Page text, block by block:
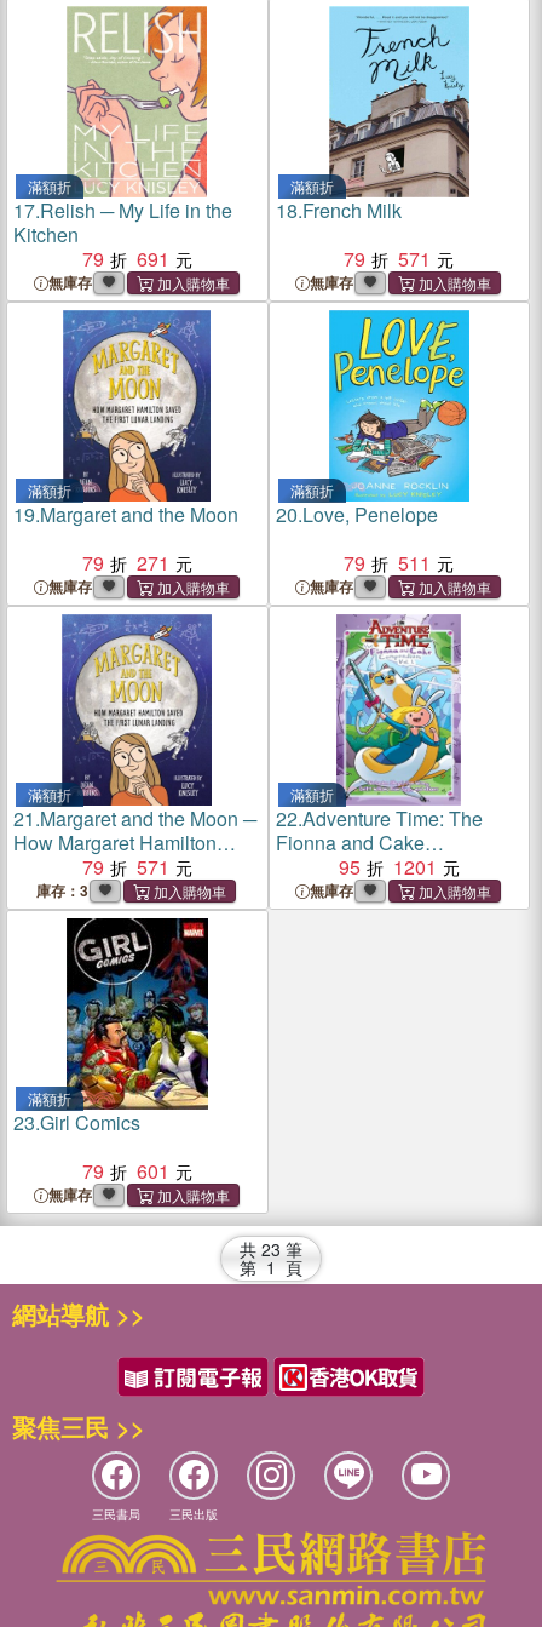
滿額折
17.Relish ─ My Life in the
Kitchen
79
691
無庫存
滿額折
18.French Milk
79
571
無庫存
滿額折
19.Margaret and the Moon
79
271
無庫存
滿額折
20.Love, Penelope
79
511
無庫存
滿額折
21.Margaret and the Moon ─
How Margaret Hamilton
Saved the First Lunar
Landing
79 571
庫存：3
滿額折
22.Adventure Time: The
Fionna and Cake
Compendium Vol. 1
95 1201
無庫存
滿額折
23.Girl Comics
79
601
無庫存
共 23 筆
第 1 頁
網站導航 >>
聚焦三民 >>
三民書局 三民出版